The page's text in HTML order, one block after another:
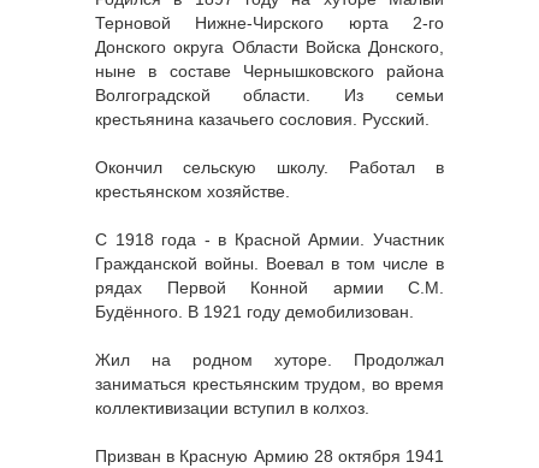
Терновой Нижне-Чирского юрта 2-го
Донского округа Области Войска Донского,
ныне в составе Чернышковского района
Волгоградской области. Из семьи
крестьянина казачьего сословия. Русский.
Окончил сельскую школу. Работал в
крестьянском хозяйстве.
С 1918 года - в Красной Армии. Участник
Гражданской войны. Воевал в том числе в
рядах Первой Конной армии С.М.
Будённого. В 1921 году демобилизован.
Жил на родном хуторе. Продолжал
заниматься крестьянским трудом, во время
коллективизации вступил в колхоз.
Призван в Красную Армию 28 октября 1941